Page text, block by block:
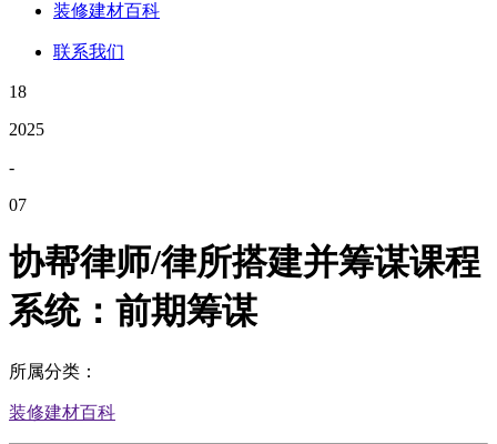
装修建材百科
联系我们
18
2025
-
07
协帮律师/律所搭建并筹谋课程
系统：前期筹谋
所属分类：
装修建材百科